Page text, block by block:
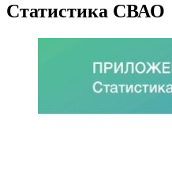
Статистика СВАО